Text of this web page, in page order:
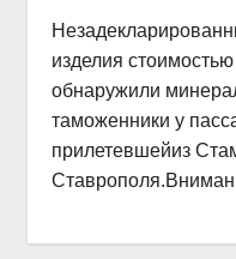
изделия
обнаружили
таможенники у
прилетевшейиз